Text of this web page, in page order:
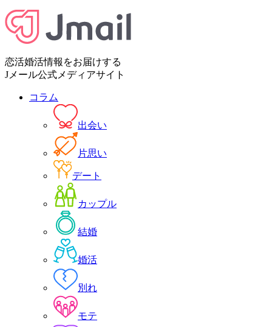
恋活婚活情報をお届けする
Jメール公式メディアサイト
コラム
出会い
片思い
デート
カップル
結婚
婚活
別れ
モテ